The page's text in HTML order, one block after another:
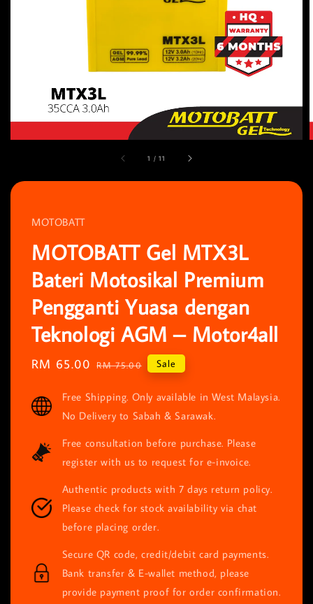
1 /11
MOTOBATT
MOTOBATT Gel MTX3L
Bateri Motosikal Premium
Pengganti Yuasa dengan
Teknologi AGM – Motor4all
Sale
RM 65.00 Regular
RM 75.00 Sale
Free Shipping. Only available in West Malaysia.
No Delivery to Sabah & Sarawak.
Free consultation before purchase. Please
register with us to request for e-invoice.
Authentic products with 7 days return policy.
Please check for stock availability via chat
before placing order.
Secure QR code, credit/debit card payments.
Bank transfer & E-wallet method, please
provide payment proof for order confirmation.